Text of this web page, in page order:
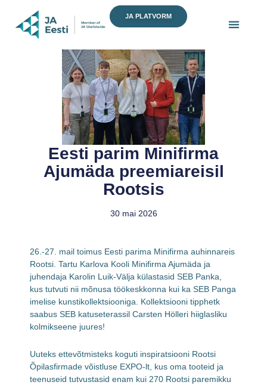
content
JA PLATVORM
Eesti parim Minifirma
Ajumäda preemiareisil
Rootsis
30 mai 2026
26.-27. mail toimus Eesti parima Minifirma auhinnareis
Rootsi. Tartu Karlova Kooli Minifirma Ajumäda ja
juhendaja Karolin Luik-Välja külastasid SEB Panka,
kus tutvuti nii mõnusa töökeskkonna kui ka SEB Panga
imelise kunstikollektsiooniga. Kollektsiooni tipphetk
saabus SEB katuseterassil Carsten Hölleri hiiglasliku
kolmikseene juures!
Uuteks ettevõtmisteks koguti inspiratsiooni Rootsi
Õpilasfirmade võistluse EXPO-lt, kus oma tooteid ja
teenuseid tutvustasid enam kui 270 Rootsi paremikku